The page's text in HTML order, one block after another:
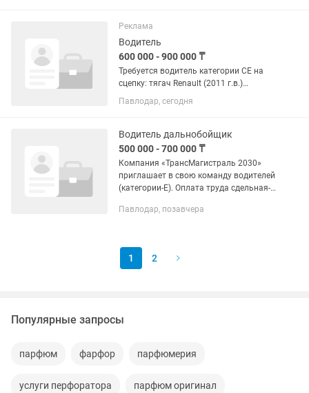
Реклама
Водитель
600 000 - 900 000 ₸
Требуется водитель категории СЕ на
сцепку: тягач Renault (2011 г.в.)
полуприцеп-штора. рейсы по
направлениям [РК, РФ]. Оплата труда
месяц. Своевременная выплата,...
Павлодар, сегодня
Водитель дальнобойщик
500 000 - 700 000 ₸
Компания «ТрансМагистраль 2030»
приглашает в свою команду водителей
(категории-Е). Оплата труда сдельная-
грузов по РК и РФ; - Поддержание
Павлодар, позавчера
1 2
Популярные запросы
парфюм фарфор парфюмерия
услуги перфоратора парфюм оригинал